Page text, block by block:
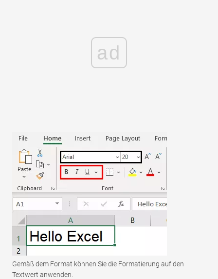
ad
Gemäß dem Format können Sie die Formatierung auf den
Textwert anwenden.